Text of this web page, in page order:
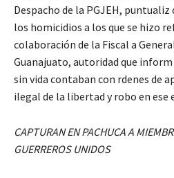
Despacho de la PGJEH,
los homicidios a los que se hizo
colaboración de la Fiscal a
Guanajuato, autoridad que inform
sin vida contaban con rdenes de
ilegal de la libertad y robo en ese
CAPTURAN EN PACHUCA A
GUERREROS UNIDOS